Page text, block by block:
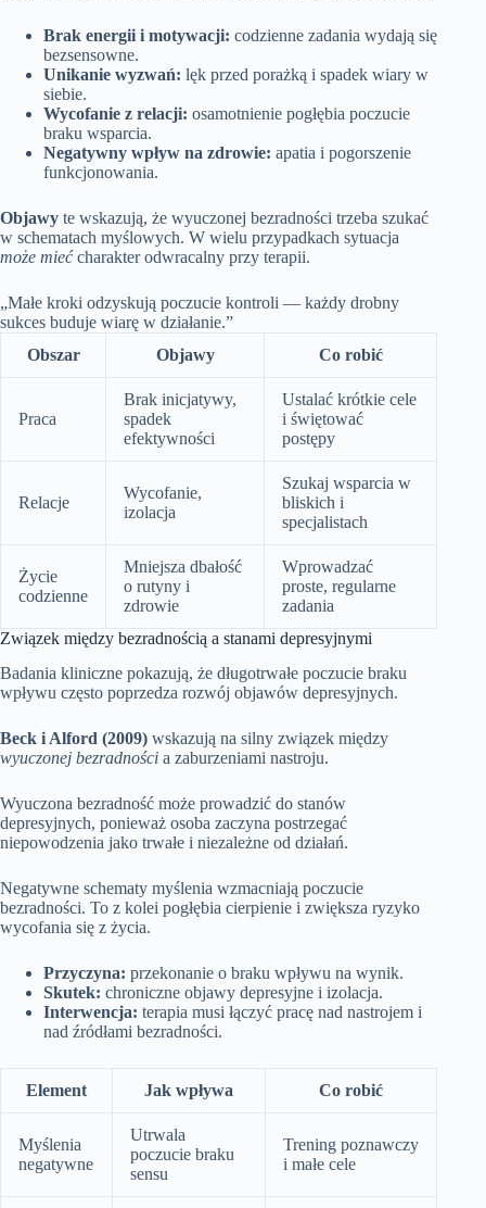
Brak energii i motywacji: codzienne zadania wydają się
bezsensowne.
Unikanie wyzwań: lęk przed porażką i spadek wiary w
siebie.
Wycofanie z relacji: osamotnienie pogłębia poczucie
braku wsparcia.
Negatywny wpływ na zdrowie: apatia i pogorszenie
funkcjonowania.
Objawy te wskazują, że wyuczonej bezradności trzeba szukać
w schematach myślowych. W wielu przypadkach sytuacja
może miećcharakter odwracalny przy terapii.
„Małe kroki odzyskują poczucie kontroli — każdy drobny
sukces buduje wiarę w działanie.”
Obszar
Objawy Co robić
Praca
Brak inicjatywy,
spadek
efektywności
Ustalać krótkie cele
i świętować
postępy
Relacje
Wycofanie,
izolacja
Szukaj wsparcia w
bliskich i
specjalistach
Życie
codzienne
Mniejsza dbałość
o rutyny i
zdrowie
Wprowadzać
proste, regularne
zadania
Związek między bezradnością a stanami depresyjnymi
Badania kliniczne pokazują, że długotrwałe poczucie braku
wpływu często poprzedza rozwój objawów depresyjnych.
Beck i Alford (2009) wskazują na silny związek między
wyuczonej bezradności a zaburzeniami nastroju.
Wyuczona bezradność może prowadzić do stanów
depresyjnych, ponieważ osoba zaczyna postrzegać
niepowodzenia jako trwałe i niezależne od działań.
Negatywne schematy myślenia wzmacniają poczucie
bezradności. To z kolei pogłębia cierpienie i zwiększa ryzyko
wycofania się z życia.
Przyczyna: przekonanie o braku wpływu na wynik.
Skutek: chroniczne objawy depresyjne i izolacja.
Interwencja: terapia musi łączyć pracę nad nastrojem i
nad źródłami bezradności.
Element Jak wpływa Co robić
Myślenia
negatywne
Utrwala
poczucie braku
sensu
Trening poznawczy
i małe cele